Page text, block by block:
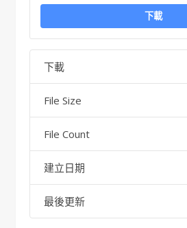
下載
下載
File Size
File Count
建立日期
最後更新